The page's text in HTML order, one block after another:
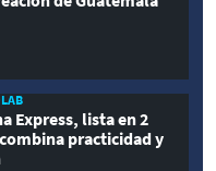
Express, lista en 2
practicidad y